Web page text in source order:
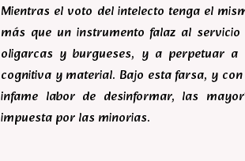
Mientras el voto del intelecto tenga el
más que un instrumento falaz al
oligarcas y burgueses, y a perpetuar
cognitiva y material. Bajo esta farsa, y
infame labor de desinformar, las
impuesta por las minorias.